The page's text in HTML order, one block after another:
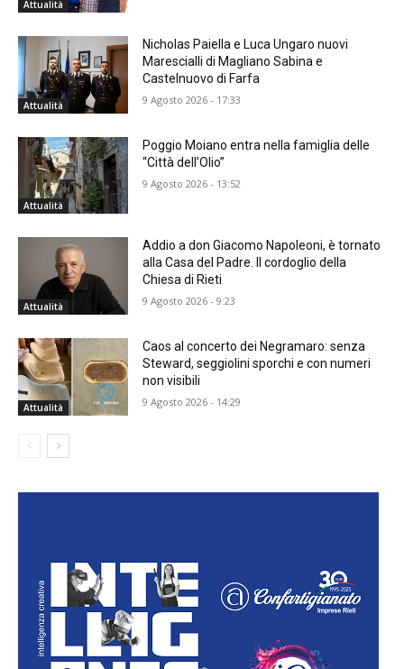
Attualità
Attualità
Nicholas Paiella e Luca Ungaro nuovi
Marescialli di Magliano Sabina e
Castelnuovo di Farfa
9 Agosto 2026 - 17:33
Attualità
Poggio Moiano entra nella famiglia delle
“Città dell’Olio”
9 Agosto 2026 - 13:52
Attualità
Addio a don Giacomo Napoleoni, è tornato
alla Casa del Padre. Il cordoglio della
Chiesa di Rieti
9 Agosto 2026 - 9:23
Attualità
Caos al concerto dei Negramaro: senza
Steward, seggiolini sporchi e con numeri
non visibili
9 Agosto 2026 - 14:29